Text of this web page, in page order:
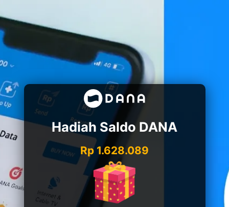
Hadiah Saldo DANA
Rp 1.628.089